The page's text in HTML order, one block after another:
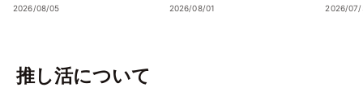
ケーキと選び方
2026/08/05
の選び方と通販ガイド
2026/08/01
も味
2026/
推し活について